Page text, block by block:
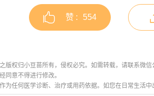
赞 : 554
版权归小豆苗所有，侵权必究。如需转载，请联系微
同意不得进行修改。
为任何医学诊断、治疗或用药依据。如您在日常生活